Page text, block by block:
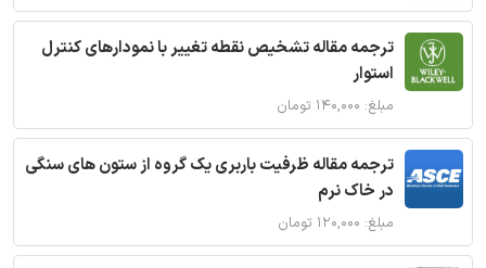
ترجمه مقاله تشخیص نقطه تغییر با نمودارهای کنترل
استوار
مبلغ: ۱۴۰,۰۰۰ تومان
ترجمه مقاله ظرفیت باربری یک گروه از ستون های سنگی
در خاک نرم
مبلغ: ۱۲۰,۰۰۰ تومان